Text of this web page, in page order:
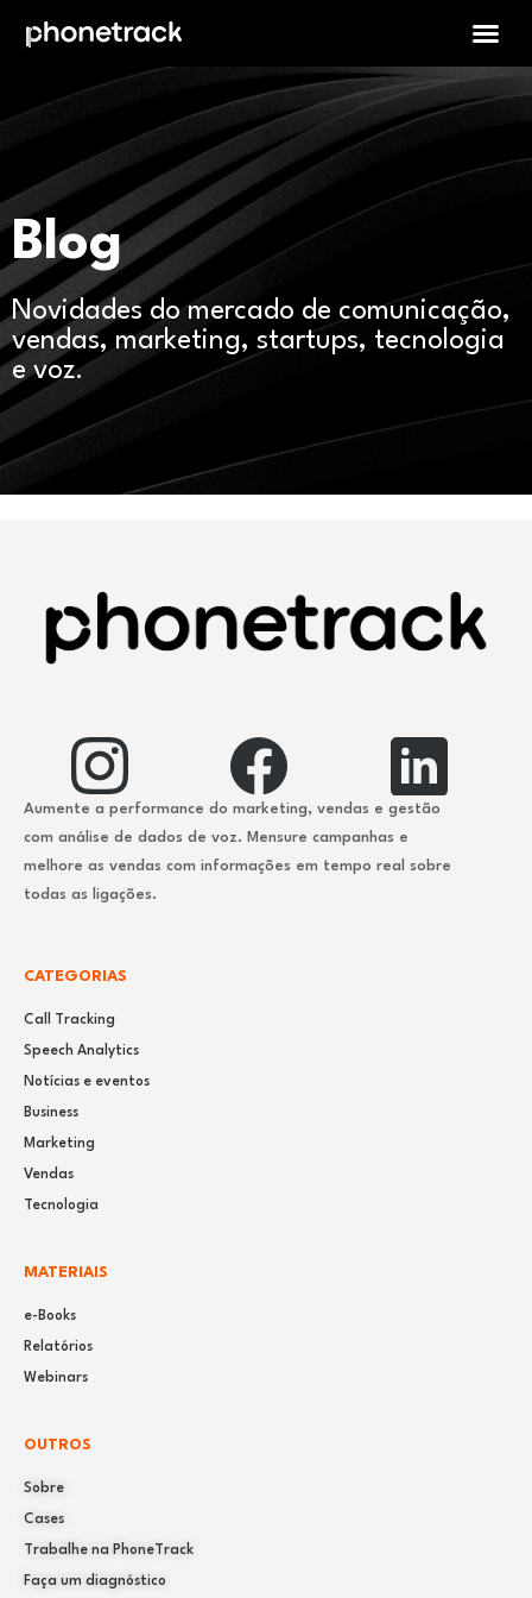
Blog
Novidades do mercado de comunicação,
vendas, marketing, startups, tecnologia
e voz.
Aumente a performance do marketing, vendas e gestão
com análise de dados de voz. Mensure campanhas e
melhore as vendas com informações em tempo real sobre
todas as ligações.
CATEGORIAS
Call Tracking
Speech Analytics
Notícias e eventos
Business
Marketing
Vendas
Tecnologia
MATERIAIS
e-Books
Relatórios
Webinars
OUTROS
Sobre
Cases
Trabalhe na PhoneTrack
Faça um diagnóstico